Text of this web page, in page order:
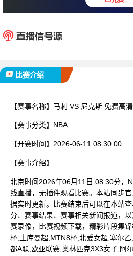
马刺
比赛介绍
【赛事名称】 马刺 VS 尼克斯 免费高
【赛事分类】 NBA
【开赛时间】 2026-06-11 08:30:00
【赛事介绍】
北京时间2026年06月11日 08:30分，
线直播，无插件观看比赛。本站同步
据实时更新。比赛结束后可以在本站
分、赛事结果、赛事相关新闻报道，
赛录像，比赛视频下载，精彩片段集
杯,土库曼超,MTN8杯,北爱女超,塞尔
都A联,欧亚联赛,奥林匹克3X3女子,阿